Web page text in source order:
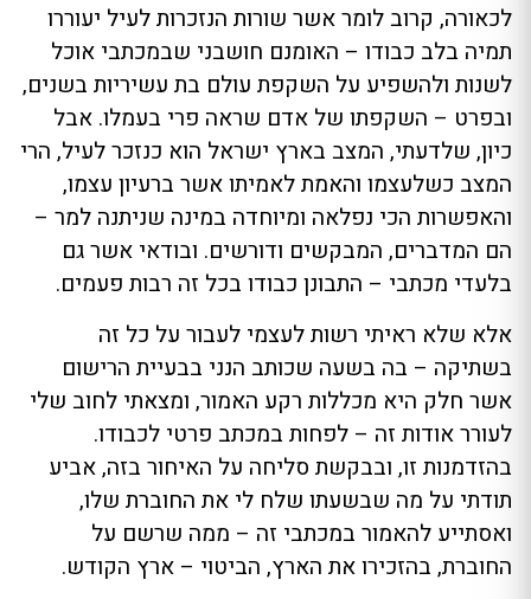
לכאורה, קרוב לומר אשר שורות הנזכרות לעיל יעוררו
תמיה בלב כבודו – האומנם חושבני שבמכתבי אוכל
לשנות ולהשפיע על השקפת עולם בת עשיריות בשנים,
ובפרט – השקפתו של אדם שראה פרי בעמלו. אבל
כיון, שלדעתי, המצב בארץ ישראל הוא כנזכר לעיל, הרי
המצב כשלעצמו והאמת לאמיתו אשר ברעיון עצמו,
והאפשרות הכי נפלאה ומיוחדה במינה שניתנה למר –
הם המדברים, המבקשים ודורשים. ובודאי אשר גם
בלעדי מכתבי – התבונן כבודו בכל זה רבות פעמים.
אלא שלא ראיתי רשות לעצמי לעבור על כל זה
בשתיקה – בה בשעה שכותב הנני בבעיית הרישום
אשר חלק היא מכללות רקע האמור, ומצאתי לחוב שלי
לעורר אודות זה – לפחות במכתב פרטי לכבודו.
בהזדמנות זו, ובבקשת סליחה על האיחור בזה, אביע
תודתי על מה שבשעתו שלח לי את החוברת שלו,
ואסתייע להאמור במכתבי זה – ממה שרשם על
החוברת, בהזכירו את הארץ, הביטוי – ארץ הקודש.